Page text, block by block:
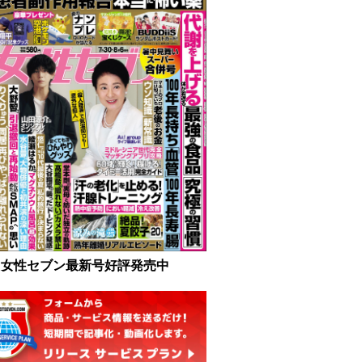
女性セブン最新号好評発売中